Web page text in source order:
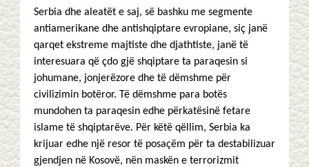
Serbia dhe aleatët e saj, së bashku me segmente
antiamerikane dhe antishqiptare evropiane, siç janë
qarqet ekstreme majtiste dhe djathtiste, janë të
interesuara që çdo gjë shqiptare ta paraqesin si
johumane, jonjerëzore dhe të dëmshme për
civilizimin botëror. Të dëmshme para botës
mundohen ta paraqesin edhe përkatësinë fetare
islame të shqiptarëve. Për këtë qëllim, Serbia ka
krijuar edhe një resor të posaçëm për ta destabilizuar
gjendjen në Kosovë, nën maskën e terrorizmit